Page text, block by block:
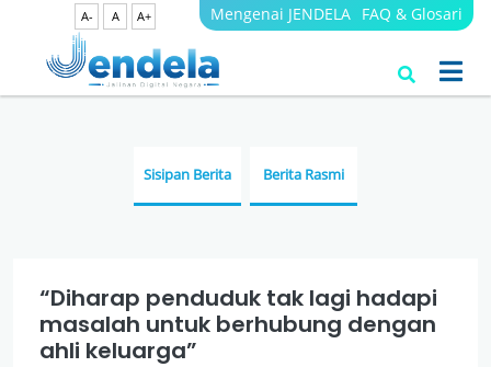
A- A A+ Mengenai JENDELA FAQ & Glosari
Berita
Sisipan Berita Berita Rasmi
“Diharap penduduk tak lagi hadapi
masalah untuk berhubung dengan
ahli keluarga”